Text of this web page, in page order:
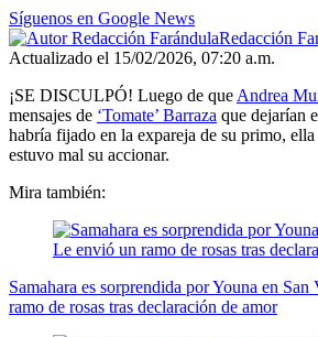
48
seconds
Síguenos en Google News
Redacción
Actualizado el 15/02/2026, 07:20 a.m.
¡SE DISCULPÓ! Luego de que Andrea
mensajes de ‘Tomate’ Barraza que dejarían
habría fijado en la expareja de su primo,
estuvo mal su accionar.
Mira también:
Samahara es sorprendida por Youna en
ramo de rosas tras declaración de amor